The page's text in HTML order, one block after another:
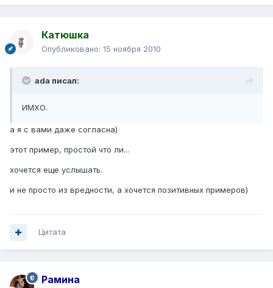
Катюшка
Опубликовано: 15 ноября 2010
ada писал:
ИМХО.
а я с вами даже согласна)
этот пример, простой что ли...
хочется еще услышать.
и не просто из вредности, а хочется позитивных примеров)
Цитата
Рамина